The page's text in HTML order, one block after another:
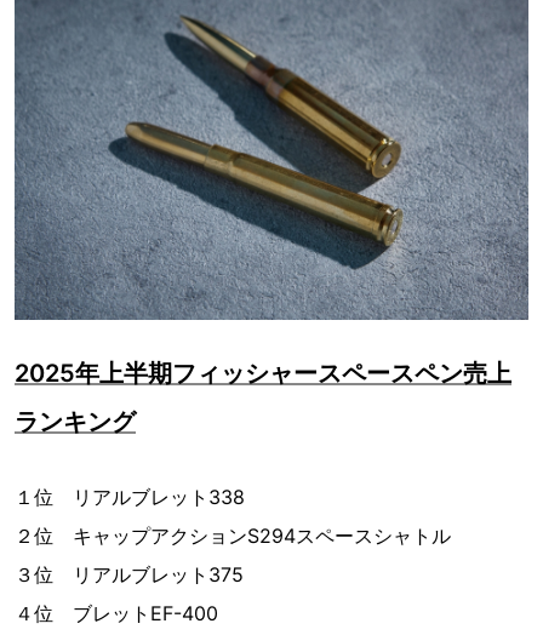
2025年上半期フィッシャースペースペン売上
ランキング
１位 リアルブレット338
２位 キャップアクションS294スペースシャトル
３位 リアルブレット375
４位 ブレットEF-400